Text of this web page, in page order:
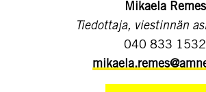
Mikaela Remes
Tiedottaja, viestinnän
040 833 1532